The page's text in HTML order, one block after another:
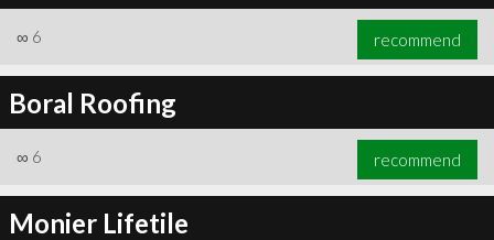
∞ 6 recommend
Boral Roofing
∞ 6 recommend
Monier Lifetile